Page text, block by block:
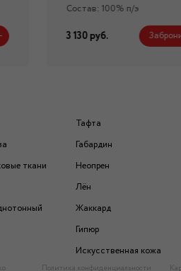
Состав: 100% п/э
3 130 руб.
ткани
Тафта
Габардин
Неопрен
Лён
Жаккард
Гипюр
Искусственная кожа
Политика конфиденциальности